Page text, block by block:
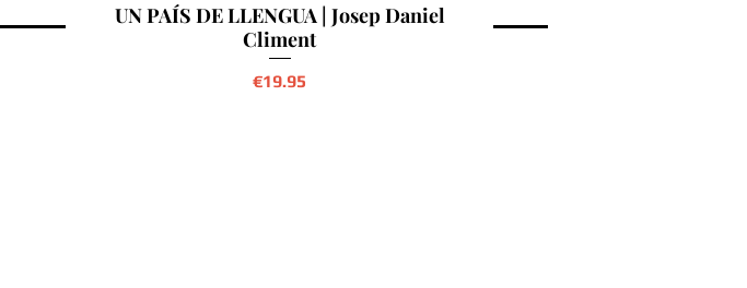
UN PAÍS DE LLENGUA | Josep Daniel
Climent
Precio
€19.95